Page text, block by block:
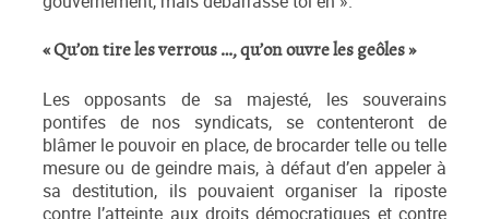
« Qu’on tire les verrous …, qu’on ouvre les geôles »
Les opposants de sa majesté, les souverains
pontifes de nos syndicats, se contenteront de
blâmer le pouvoir en place, de brocarder telle ou telle
mesure ou de geindre mais, à défaut d’en appeler à
sa destitution, ils pouvaient organiser la riposte